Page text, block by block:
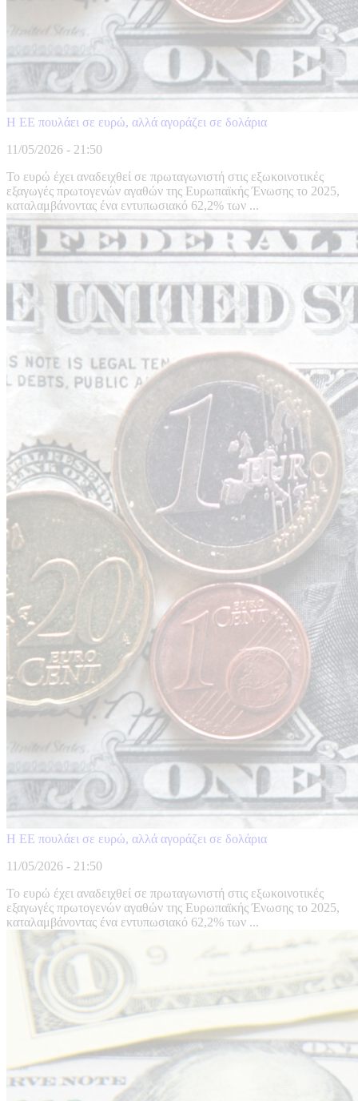
Η ΕΕ πουλάει σε ευρώ, αλλά αγοράζει σε δολάρια
11/05/2026 - 21:50
Το ευρώ έχει αναδειχθεί σε πρωταγωνιστή στις εξωκοινοτικές
εξαγωγές πρωτογενών αγαθών της Ευρωπαϊκής Ένωσης το 2025,
καταλαμβάνοντας ένα εντυπωσιακό 62,2% των ...
Η ΕΕ πουλάει σε ευρώ, αλλά αγοράζει σε δολάρια
11/05/2026 - 21:50
Το ευρώ έχει αναδειχθεί σε πρωταγωνιστή στις εξωκοινοτικές
εξαγωγές πρωτογενών αγαθών της Ευρωπαϊκής Ένωσης το 2025,
καταλαμβάνοντας ένα εντυπωσιακό 62,2% των ...